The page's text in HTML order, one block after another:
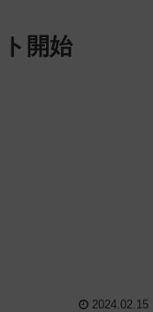
開始
2024.02.15